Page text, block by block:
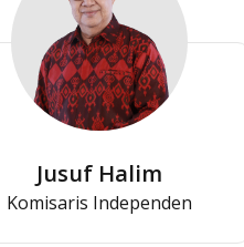
Jusuf Halim
Komisaris Independen